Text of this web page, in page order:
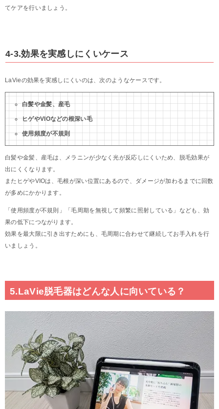
てケアを行いましょう。
4-3.効果を実感しにくいケース
LaVieの効果を実感しにくいのは、次のようなケースです。
白髪や金髪、産毛
ヒゲやVIOなどの根深い毛
使用頻度が不規則
白髪や金髪、産毛は、メラニンが少なく光が反応しにくいため、脱毛効果が
出にくくなります。
またヒゲやVIOは、毛根が深い位置にあるので、ダメージが加わるまでに回数
が多めにかかります。
「使用頻度が不規則」「毛周期を無視して頻繁に照射している」なども、効
果の低下につながります。
効果を最大限に引き出すためにも、毛周期に合わせて継続してお手入れを行
いましょう。
5.LaVie脱毛器はどんな人に向いている？